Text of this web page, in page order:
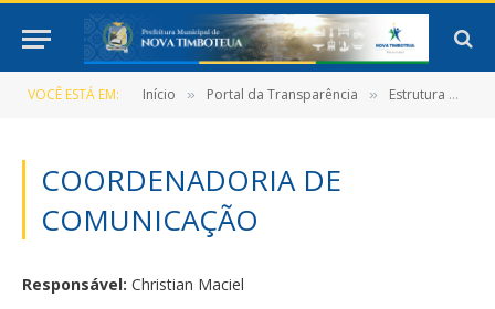
VOCÊ ESTÁ EM: Início » Portal da Transparência » Estrutura Organizacional
COORDENADORIA DE
COMUNICAÇÃO
Responsável: Christian Maciel